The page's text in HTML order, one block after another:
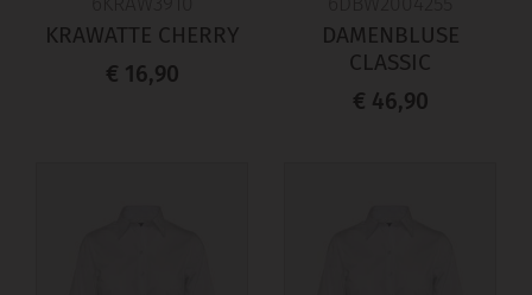
KRAWATTE CHERRY
€ 16,90
DAMENBLUSE
CLASSIC
€ 46,90